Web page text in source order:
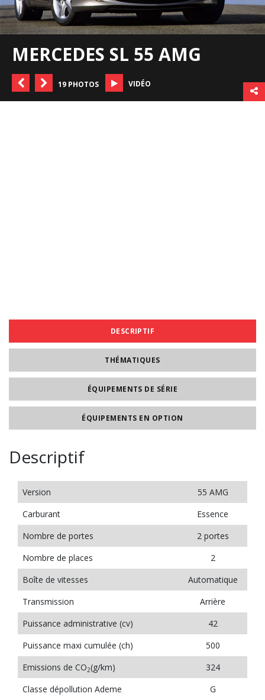
MERCEDES SL 55 AMG
19 PHOTOS VIDÉO
DESCRIPTIF
THÉMATIQUES
ÉQUIPEMENTS DE SÉRIE
ÉQUIPEMENTS EN OPTION
Descriptif
Version
55 AMG
Carburant
Essence
Nombre de portes
2 portes
Nombre de places
2
Boîte de vitesses
Automatique
Transmission
Arrière
Puissance administrative (cv)
42
Puissance maxi cumulée (ch)
500
Emissions de CO2(g/km)
324
Classe dépollution Ademe
G